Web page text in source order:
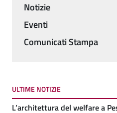
Menu
Notizie
Eventi
Comunicati Stampa
ULTIME NOTIZIE
L’architettura del welfare a